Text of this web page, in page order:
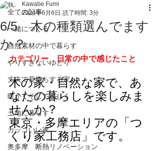
全ての記事
一緒につくる
自然素材の中で暮らす
やりすぎないゆとり
丈夫で長持ちする家
暖かくそして涼しく
土地に暮らす
カッコいい家
奥多摩 断熱リノベーション
6/5 木の種類選んでます
か？
Kawabe Fumi
2024年6月6日 読了時間: 3分
カテゴリー　日常の中で感じたこと
木の家・自然な家で、あ
なたの暮らしを楽しみま
せんか？
東京・多摩エリアの「つ
くり家工務店」です。